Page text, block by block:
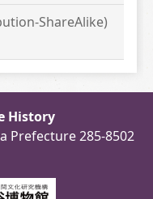
ShareAlike)
History
Prefecture 285-8502